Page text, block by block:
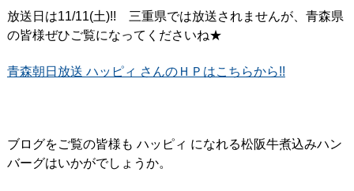
放送日は11/11(土)!! 三重県では放送されませんが、青森県
の皆様ぜひご覧になってくださいね★
青森朝日放送 ハッピィ さんのＨＰはこちらから!!
ブログをご覧の皆様も ハッピィ になれる松阪牛煮込みハン
バーグはいかがでしょうか。